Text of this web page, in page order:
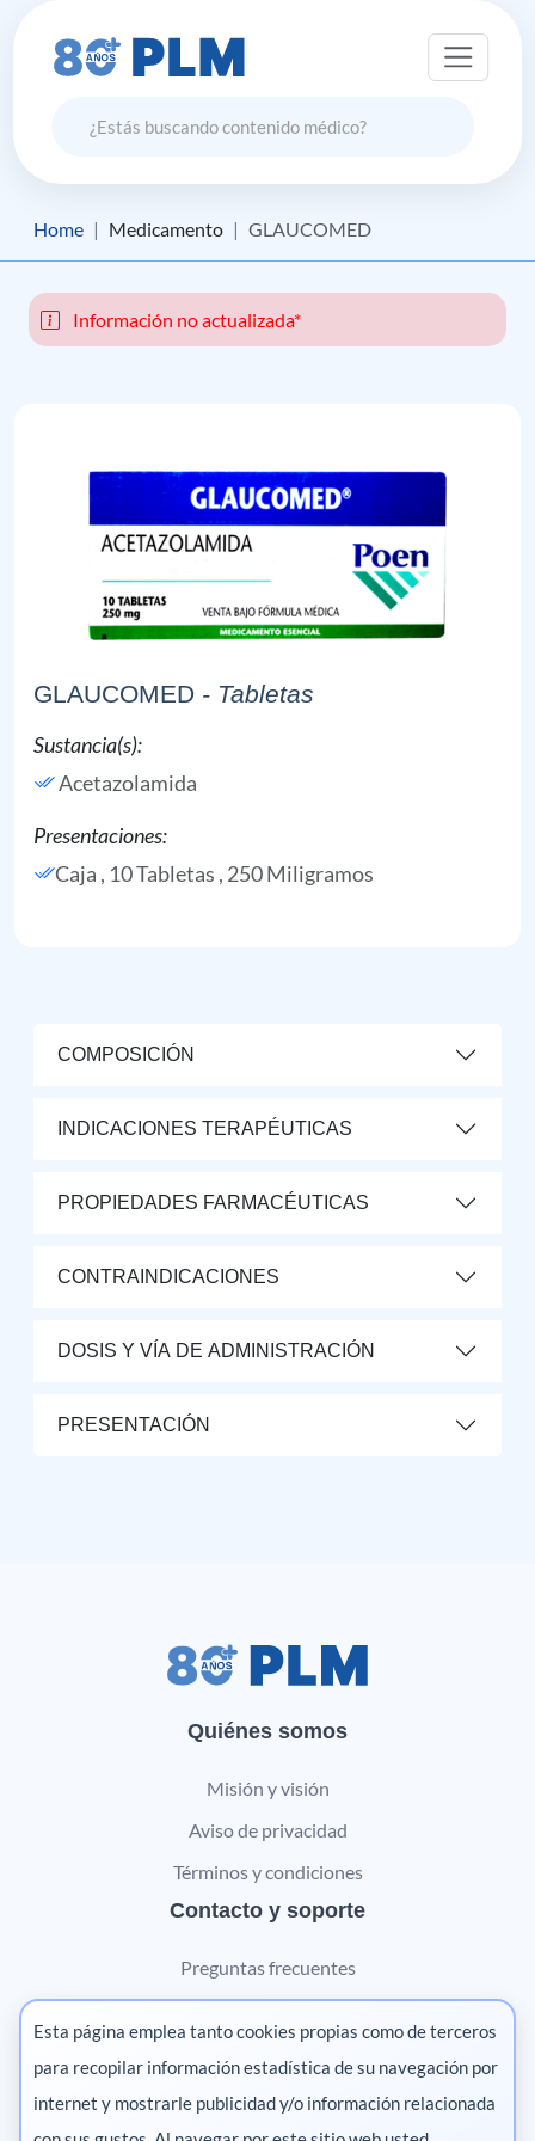
Home Medicamento GLAUCOMED
Información no actualizada*
GLAUCOMED - Tabletas
Sustancia(s):
Acetazolamida
Presentaciones:
Caja , 10 Tabletas , 250 Miligramos
COMPOSICIÓN
INDICACIONES TERAPÉUTICAS
PROPIEDADES FARMACÉUTICAS
CONTRAINDICACIONES
DOSIS Y VÍA DE ADMINISTRACIÓN
PRESENTACIÓN
Quiénes somos
Misión y visión
Aviso de privacidad
Términos y condiciones
Contacto y soporte
Preguntas frecuentes
Contáctanos
Marketing digital
Pharma
Esta página emplea tanto cookies propias como de terceros
para recopilar información estadística de su navegación por
internet y mostrarle publicidad y/o información relacionada